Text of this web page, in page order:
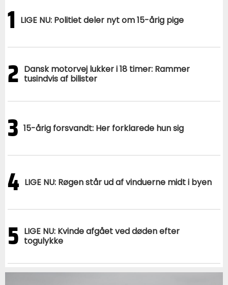
1 LIGE NU: Politiet deler nyt om 15-årig pige
2 Dansk motorvej lukker i 18 timer: Rammer
tusindvis af bilister
3 15-årig forsvandt: Her forklarede hun sig
4 LIGE NU: Røgen står ud af vinduerne midt i byen
5 LIGE NU: Kvinde afgået ved døden efter
togulykke